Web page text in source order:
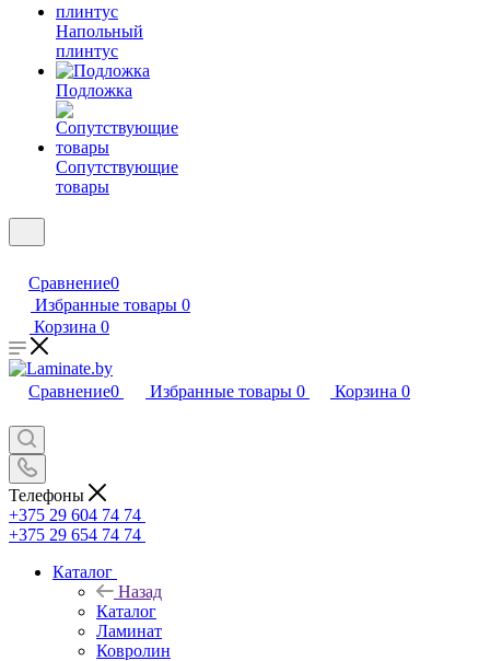
Напольный
плинтус
Подложка
Сопутствующие
товары
Сравнение0
Избранные товары 0
Корзина 0
Сравнение0 Избранные товары 0 Корзина 0
Телефоны
+375 29 604 74 74
+375 29 654 74 74
Каталог
Назад
Каталог
Ламинат
Ковролин